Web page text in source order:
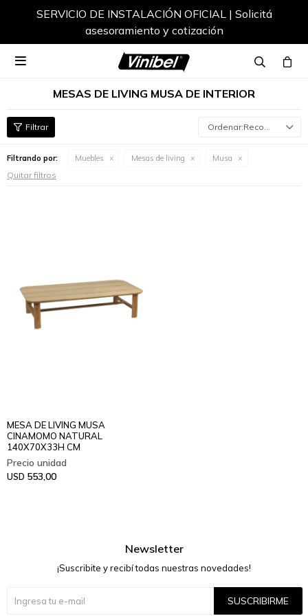
SERVICIO DE INSTALACIÓN OFICIAL | Solicitá
asesoramiento y cotización

MESAS DE LIVING MUSA DE INTERIOR
Recomendados
Filtrando por: Muebles Mesas de living Musa
Quitar filtros
MESA DE LIVING MUSA
CINAMOMO NATURAL
140X70X33H CM
USD 553,00
Newsletter
¡Suscribite y recibí todas nuestras novedades!
SUSCRIBIRME